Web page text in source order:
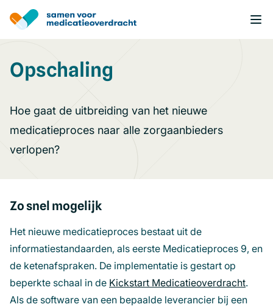
Overslaan
en
naar
inhoud
gaan
Opschaling
Hoe gaat de uitbreiding van het nieuwe
medicatieproces naar alle zorgaanbieders
verlopen?
Zo snel mogelijk
Het nieuwe medicatieproces bestaat uit de
informatiestandaarden, als eerste Medicatieproces 9, en
de ketenafspraken. De implementatie is gestart op
beperkte schaal in de Kickstart Medicatieoverdracht.
Als de software van een bepaalde leverancier bij een